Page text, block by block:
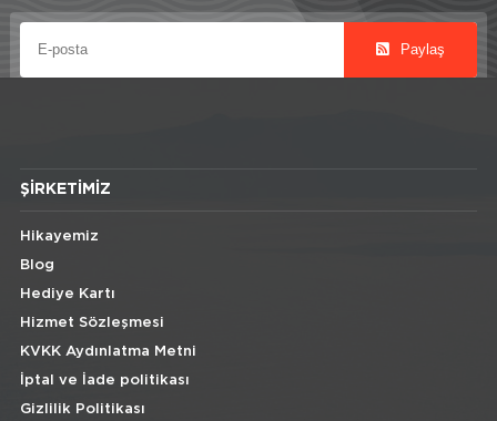
Paylaş
ŞIRKETIMIZ
Hikayemiz
Blog
Hediye Kartı
Hizmet Sözleşmesi
KVKK Aydınlatma Metni
İptal ve İade politikası
Gizlilik Politikası